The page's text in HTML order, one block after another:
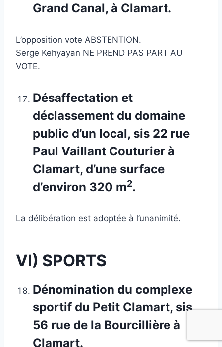
Grand Canal, à Clamart.
L’opposition vote ABSTENTION.
Serge Kehyayan NE PREND PAS PART AU
VOTE.
Désaffectation et
déclassement du domaine
public d’un local, sis 22 rue
Paul Vaillant Couturier à
Clamart, d’une surface
d’environ 320 m2.
La délibération est adoptée à l’unanimité.
VI) SPORTS
Dénomination du complexe
sportif du Petit Clamart, sis
56 rue de la Bourcillière à
Clamart.